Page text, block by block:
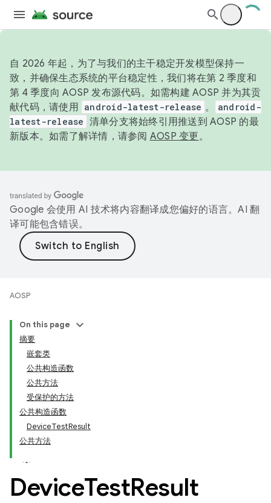
自 2026 年起，为了与我们的主干稳定开发模型保持一
致，并确保生态系统的平台稳定性，我们将在第 2 季度和
第 4 季度向 AOSP 发布源代码。如需构建 AOSP 并为其贡
献代码，请使用 android-latest-release 。
android-
latest-release 清单分支将始终引用推送到 AOSP 的最
新版本。如需了解详情，请参阅 AOSP 变更。
Google 会使用 AI 技术将内容翻译成您偏好的语言。AI 翻
译可能包含错误。
AOSP
On this page
摘要
嵌套类
公共构造函数
公共方法
受保护的方法
公共构造函数
DeviceTestResult
公共方法
DeviceTestResult